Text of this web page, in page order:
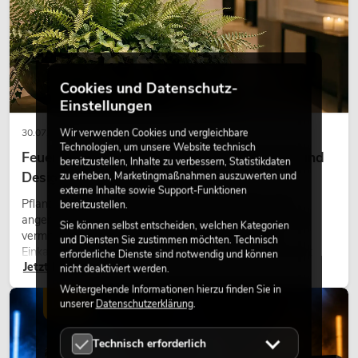
30.07.2026
Feuerhemmende Kunstpflanzen: Sicherheit und
Design perfekt kombiniert
Pflanzen machen Räume lebendig. Sie schaffen eine
angenehme Atmosphäre, verbessern das Ambiente und
vermitteln Natürlichkeit. Ob in Hotels, Restaurants,
Einkaufszentren, Bürogebäuden oder auf Messeständen:
eine hochwertige Begrünung gehört heute längst zum
modernen Raumkonzept.
Jetzt lesen
LICHT
Cookies und Datenschutz-
Einstellungen
Wir verwenden Cookies und vergleichbare
Technologien, um unsere Website technisch
bereitzustellen, Inhalte zu verbessern, Statistikdaten
zu erheben, Marketingmaßnahmen auszuwerten und
externe Inhalte sowie Support-Funktionen
bereitzustellen.
Sie können selbst entscheiden, welchen Kategorien
und Diensten Sie zustimmen möchten. Technisch
erforderliche Dienste sind notwendig und können
nicht deaktiviert werden.
Weitergehende Informationen hierzu finden Sie in
unsererDatenschutzerklärung.
Technisch erforderlich